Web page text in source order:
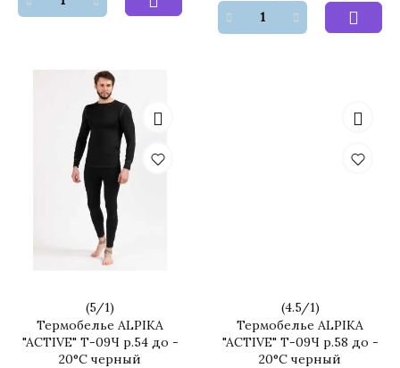
(5/1)
Термобелье ALPIKA
"ACTIVE" Т-09Ч р.54 до -
20°С черный
(4.5/1)
Термобелье ALPIKA
"ACTIVE" Т-09Ч р.58 до -
20°С черный